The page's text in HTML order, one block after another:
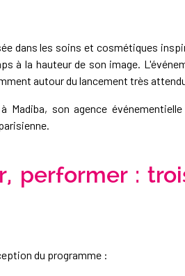
dans les soins et cosmétiques
à la hauteur de son image.
autour du lancement très
Madiba, son agence
performer :
du programme :